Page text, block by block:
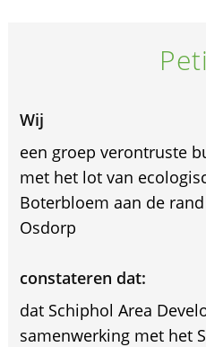
Wij
een groep verontruste
met het lot van
Boterbloem aan de
Osdorp
constateren dat:
dat Schiphol Area
samenwerking met het